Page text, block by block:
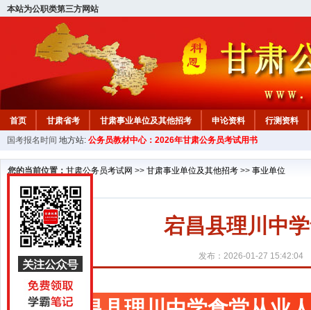
本站为公职类第三方网站
首页 甘肃省考 甘肃事业单位及其他招考 申论资料
行测资料
国考报名时间 地方站: 公务员教材中心：2026年甘肃公务员考试用书
您的当前位置： 甘肃公务员考试网 >> 甘肃事业单位及其他招考 >> 事业单位
宕昌县理川中
发布：2026-01-27 15:42:04